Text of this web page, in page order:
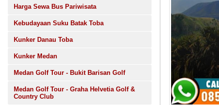
Harga Sewa Bus Pariwisata
Kebudayaan Suku Batak Toba
Kunker Danau Toba
Kunker Medan
Medan Golf Tour - Bukit Barisan Golf
Medan Golf Tour - Graha Helvetia Golf &
Country Club